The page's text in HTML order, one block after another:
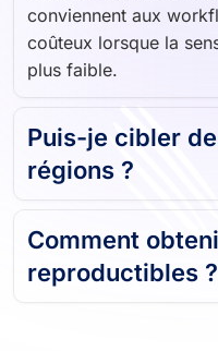
conviennent aux
coûteux lorsque la
plus faible.
Puis-je cibler
régions ?
Comment
reproductibles ?